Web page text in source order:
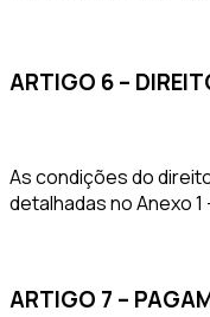
ARTIGO 6 –
As condições do
detalhadas no Anexo
ARTIGO 7 –